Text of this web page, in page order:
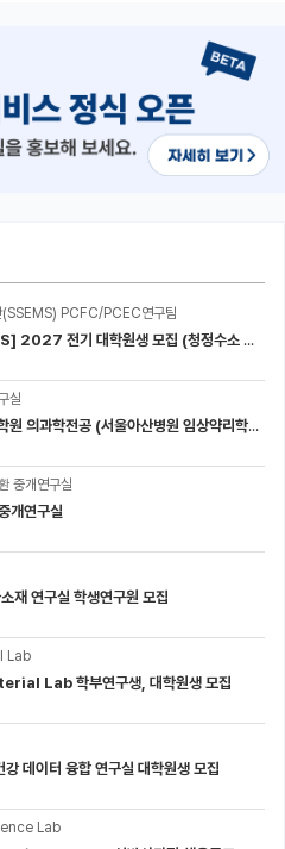
(SSEMS) PCFC/PCEC연구팀
[KIST 수소에너지소재연구단 SSEMS] 2027 전기 대학원생 모집 (청정수소 생산/활용을 위한 프로톤 세라믹 전지)
실
2027학년도 전기 울산대학교 일반대학원 의과학전공 (서울아산병원 임상약리학과 약동약력학 연구실) 대학원생 모집공고
중개연구실
개연구실
재 연구실 학생연구원 모집
Lab
Lab 학부연구생, 대학원생 모집
데이터 융합 연구실 대학원생 모집
Lab